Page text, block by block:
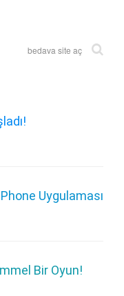
bedava site aç
Uygulaması
Bir Oyun!